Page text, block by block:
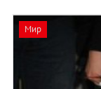
Мир